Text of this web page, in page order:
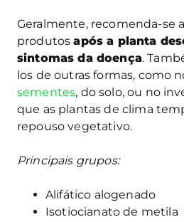
Geralmente, recomenda-se
produtosapós a planta
sintomas da doença.
los de outras formas, como
sementes, do solo, ou no
que as plantas de clima
repouso vegetativo.
Principais grupos:
Alifático alogenado
Isotiocianato de metila